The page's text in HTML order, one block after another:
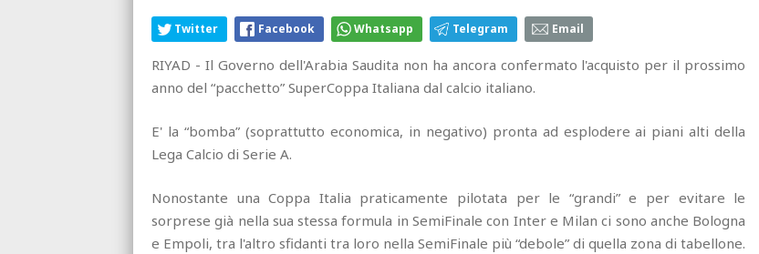
Twitter Facebook Whatsapp Telegram Email
RIYAD - Il Governo dell'Arabia Saudita non ha ancora confermato l'acquisto per il prossimo
anno del “pacchetto” SuperCoppa Italiana dal calcio italiano.
E' la “bomba” (soprattutto economica, in negativo) pronta ad esplodere ai piani alti della
Lega Calcio di Serie A.
Nonostante una Coppa Italia praticamente pilotata per le “grandi” e per evitare le
sorprese già nella sua stessa formula in SemiFinale con Inter e Milan ci sono anche Bologna
e Empoli, tra l'altro sfidanti tra loro nella SemiFinale più “debole” di quella zona di tabellone.